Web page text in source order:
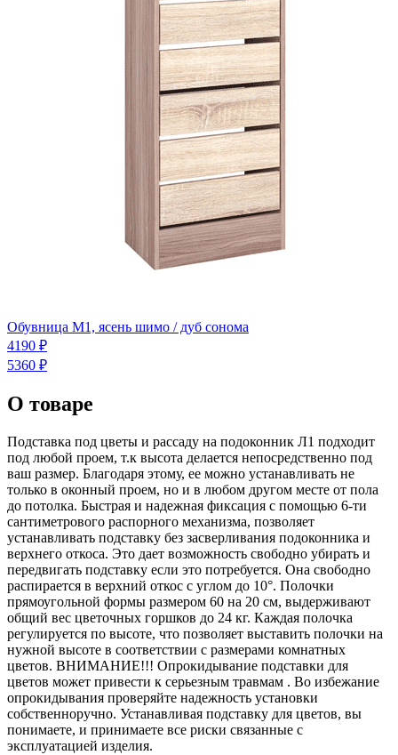
Обувница М1, ясень шимо / дуб сонома
4190 ₽
5360 ₽
О товаре
Подставка под цветы и рассаду на подоконник Л1 подходит
под любой проем, т.к высота делается непосредственно под
ваш размер. Благодаря этому, ее можно устанавливать не
только в оконный проем, но и в любом другом месте от пола
до потолка. Быстрая и надежная фиксация с помощью 6-ти
сантиметрового распорного механизма, позволяет
устанавливать подставку без засверливания подоконника и
верхнего откоса. Это дает возможность свободно убирать и
передвигать подставку если это потребуется. Она свободно
распирается в верхний откос с углом до 10°. Полочки
прямоугольной формы размером 60 на 20 см, выдерживают
общий вес цветочных горшков до 24 кг. Каждая полочка
регулируется по высоте, что позволяет выставить полочки на
нужной высоте в соответствии с размерами комнатных
цветов. ВНИМАНИЕ!!! Опрокидывание подставки для
цветов может привести к серьезным травмам . Во избежание
опрокидывания проверяйте надежность установки
собственноручно. Устанавливая подставку для цветов, вы
понимаете, и принимаете все риски связанные с
эксплуатацией изделия.